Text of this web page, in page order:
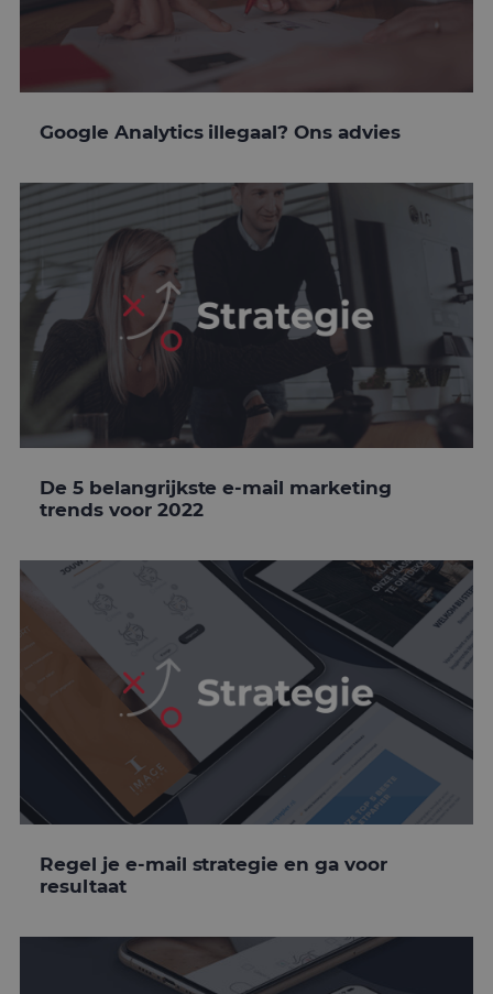
Google Analytics illegaal? Ons advies
De 5 belangrijkste e-mail marketing
trends voor 2022
Regel je e-mail strategie en ga voor
resultaat